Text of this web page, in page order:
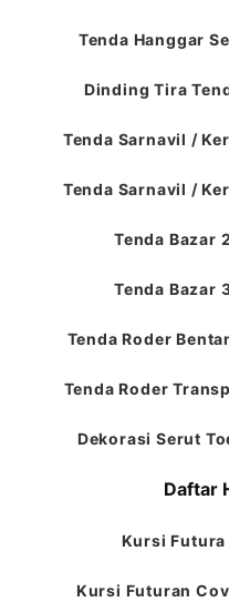
Tenda Hanggar
Dinding Tira
Tenda Sarnavil /
Tenda Sarnavil /
Tenda Bazar
Tenda Bazar
Tenda Roder
Tenda Roder
Dekorasi Serut
Daftar
Kursi Futura
Kursi Futuran